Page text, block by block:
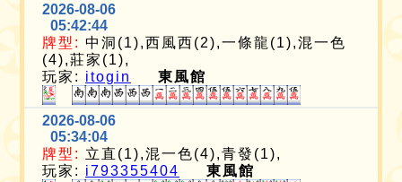
2026-08-06
05:42:44
牌型: 中洞(1),西風西(2),一條龍(1),混一色
(4),莊家(1),
玩家: itogin 東風館
2026-08-06
05:34:04
牌型: 立直(1),混一色(4),青發(1),
玩家: i793355404 東風館